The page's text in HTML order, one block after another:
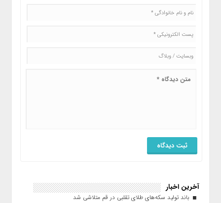
آخرین اخبار
باند تولید سکه‌های طلای تقلبی در قم متلاشی شد